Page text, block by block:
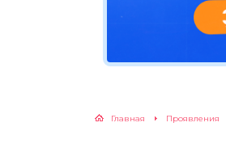
Главная Проявления